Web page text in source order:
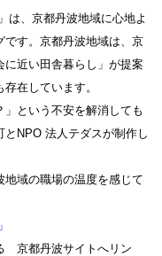
は、京都丹波地域に心地よ
です。京都丹波地域は、京
に近い田舎暮らし」が提案
在しています。
」という不安を解消しても
NPO 法人テダスが制作し
域の職場の温度を感じて
京都丹波サイトへリン